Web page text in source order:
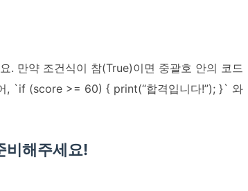
. 만약 조건식이 참(True)이면 중괄호 안의 코드
, `if (score >= 60) { print(“합격입니다!”); }` 와
비해주세요!